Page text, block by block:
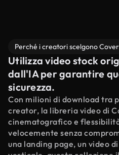
Perché i creatori scelgono
Utilizza video stock
dall'IA per garantire
sicurezza.
Con milioni di download tra
creator, la libreria video di
cinematografico e
velocemente senza
una landing page, un video